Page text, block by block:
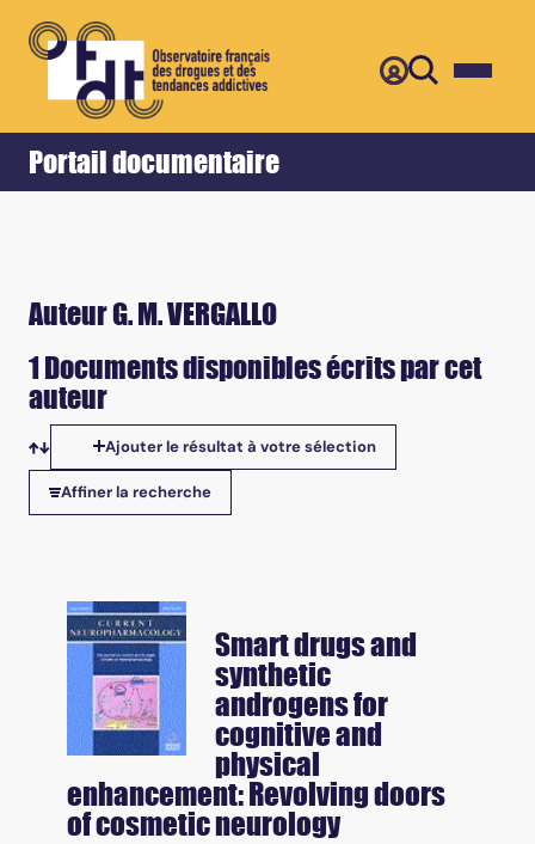
Portail documentaire
Accueil Retour
Auteur G. M. VERGALLO
1 Documents disponibles écrits par cet
auteur
Tris disponibles
Ajouter le résultat à votre sélection
Affiner la recherche
Smart drugs and
synthetic
androgens for
cognitive and
physical
enhancement: Revolving doors
of cosmetic neurology